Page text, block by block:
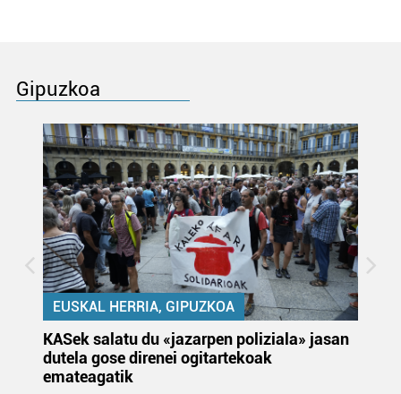
Gipuzkoa
EUSKAL HERRIA, GIPUZKOA
KASek salatu du «jazarpen poliziala» jasan
dutela gose direnei ogitartekoak
emateagatik